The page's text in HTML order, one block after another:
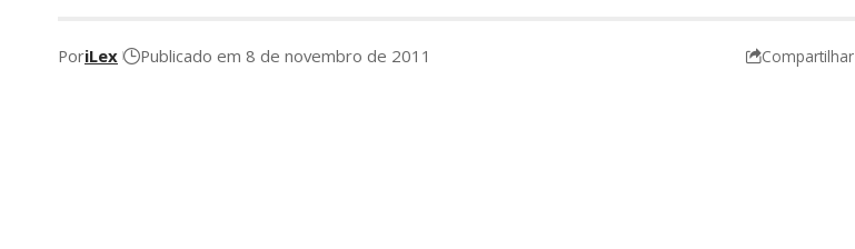
PoriLex Publicado em 8 de novembro de 2011 Compartilhar